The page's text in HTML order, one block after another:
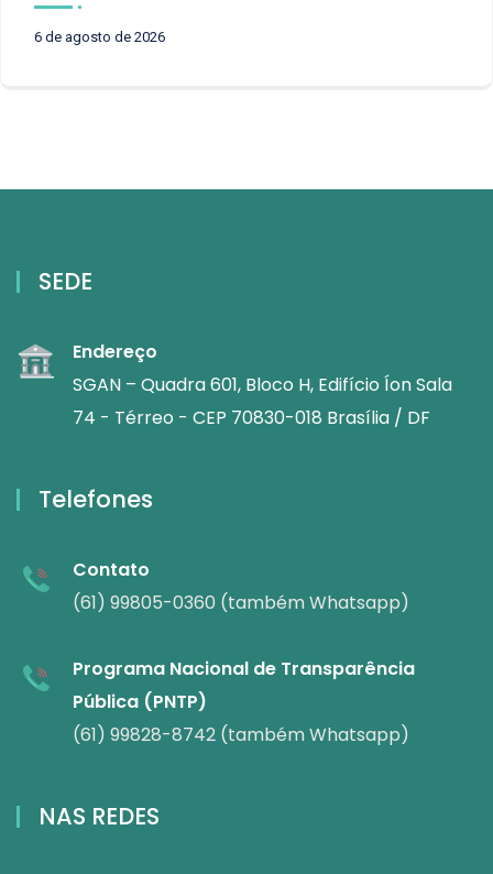
6 de agosto de 2026
SEDE
Endereço
SGAN – Quadra 601, Bloco H, Edifício Íon Sala
74 - Térreo - CEP 70830-018 Brasília / DF
Telefones
Contato
(61) 99805-0360 (também Whatsapp)
Programa Nacional de Transparência
Pública (PNTP)
(61) 99828-8742 (também Whatsapp)
NAS REDES